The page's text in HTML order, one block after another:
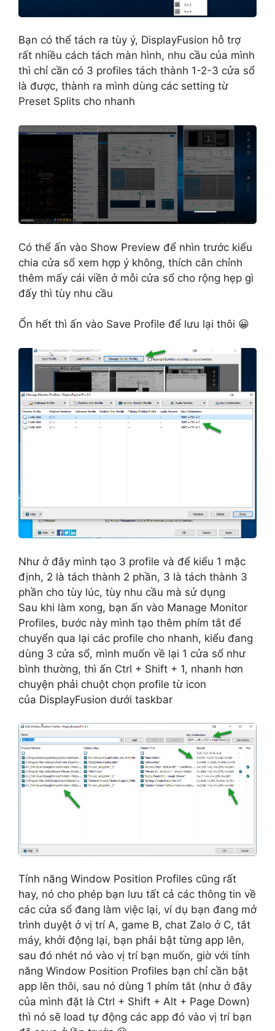
Bạn có thể tách ra tùy ý, DisplayFusion hỗ trợ
rất nhiều cách tách màn hình, nhu cầu của mình
thì chỉ cần có 3 profiles tách thành 1-2-3 cửa sổ
là được, thành ra mình dùng các setting từ
Preset Splits cho nhanh
Có thể ấn vào Show Preview để nhìn trước kiểu
chia cửa sổ xem hợp ý không, thích cân chỉnh
thêm mấy cái viền ở mỗi cửa sổ cho rộng hẹp gì
đấy thì tùy nhu cầu
Ổn hết thì ấn vào Save Profile để lưu lại thôi 😀
Như ở đây mình tạo 3 profile và để kiểu 1 mặc
định, 2 là tách thành 2 phần, 3 là tách thành 3
phần cho tùy lúc, tùy nhu cầu mà sử dụng
Sau khi làm xong, bạn ấn vào Manage Monitor
Profiles, bước này mình tạo thêm phím tắt để
chuyển qua lại các profile cho nhanh, kiểu đang
dùng 3 cửa sổ, mình muốn về lại 1 cửa sổ như
bình thường, thì ấn Ctrl + Shift + 1, nhanh hơn
chuyện phải chuột chọn profile từ icon
của DisplayFusion dưới taskbar
Tính năng Window Position Profiles cũng rất
hay, nó cho phép bạn lưu tất cả các thông tin về
các cửa sổ đang làm việc lại, ví dụ bạn đang mở
trình duyệt ở vị trí A, game B, chat Zalo ở C, tắt
máy, khởi động lại, bạn phải bật từng app lên,
sau đó nhét nó vào vị trí bạn muốn, giờ với tính
năng Window Position Profiles bạn chỉ cần bật
app lên thôi, sau nó dùng 1 phím tắt (như ở đây
của mình đặt là Ctrl + Shift + Alt + Page Down)
thì nó sẽ load tự động các app đó vào vị trí bạn